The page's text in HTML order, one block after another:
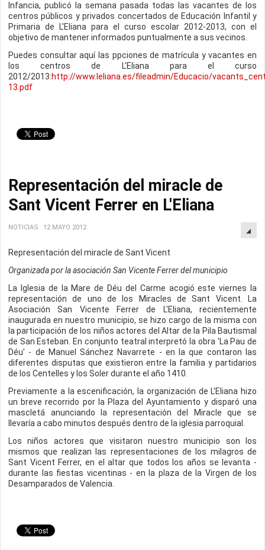
Infancia, publicó la semana pasada todas las vacantes de los
centros públicos y privados concertados de Educación Infantil y
Primaria de L'Eliana para el curso escolar 2012-2013, con el
objetivo de mantener informados puntualmente a sus vecinos.
Puedes consultar aquí las ppciones de matrícula y vacantes en
los centros de L'Eliana para el curso
2012/2013:http://www.leliana.es/fileadmin/Educacio/
13.pdf
Representación del miracle de
Sant Vicent Ferrer en L'Eliana
NOTICIAS 12 MAYO 2012
Representación del miracle de Sant Vicent
Organizada por la asociación San Vicente Ferrer del municipio
La Iglesia de la Mare de Déu del Carme acogió este viernes la
representación de uno de los Miracles de Sant Vicent. La
Asociación San Vicente Ferrer de L'Eliana, recientemente
inaugurada en nuestro municipio, se hizo cargo de la misma con
la participación de los niños actores del Altar de la Pila Bautismal
de San Esteban. En conjunto teatral interpretó la obra 'La Pau de
Déu' - de Manuel Sánchez Navarrete - en la que contaron las
diferentes disputas que existieron entre la familia y partidarios
de los Centelles y los Soler durante el año 1410.
Previamente a la escenificación, la organización de L'Eliana hizo
un breve recorrido por la Plaza del Ayuntamiento y disparó una
mascletá anunciando la representación del Miracle que se
llevaría a cabo minutos después dentro de la iglesia parroquial.
Los niños actores que visitaron nuestro municipio son los
mismos que realizan las representaciones de los milagros de
Sant Vicent Ferrer, en el altar que todos los años se levanta -
durante las fiestas vicentinas - en la plaza de la Virgen de los
Desamparados de Valencia.